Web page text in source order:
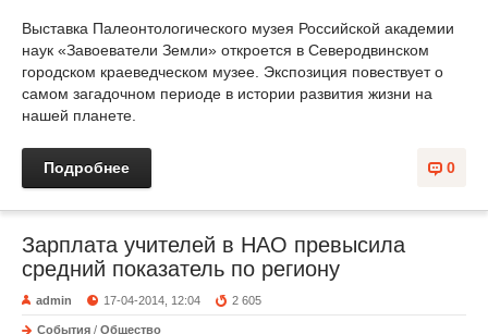
Выставка Палеонтологического музея Российской академии
наук «Завоеватели Земли» откроется в Северодвинском
городском краеведческом музее. Экспозиция повествует о
самом загадочном периоде в истории развития жизни на
нашей планете.
0
Подробнее
Зарплата учителей в НАО превысила
средний показатель по региону
admin 17-04-2014, 12:04 2 605
События / Общество